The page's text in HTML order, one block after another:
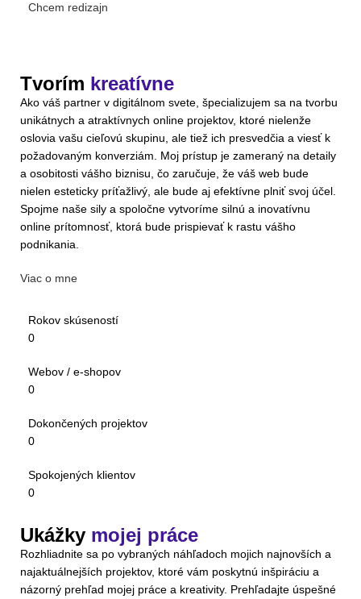
Chcem redizajn
Tvorím kreatívne
Ako váš partner v digitálnom svete, špecializujem sa na tvorbu
unikátnych a atraktívnych online projektov, ktoré nielenže
oslovia vašu cieľovú skupinu, ale tiež ich presvedčia a viesť k
požadovaným konverziám. Moj prístup je zameraný na detaily
a osobitosti vášho biznisu, čo zaručuje, že váš web bude
nielen esteticky príťažlivý, ale bude aj efektívne plniť svoj účel.
Spojme naše sily a spoločne vytvoríme silnú a inovatívnu
online prítomnosť, ktorá bude prispievať k rastu vášho
podnikania.
Viac o mne
Rokov skúseností
0
Webov / e-shopov
0
Dokončených projektov
0
Spokojených klientov
0
Ukážky mojej práce
Rozhliadnite sa po vybraných náhľadoch mojich najnovších a
najaktuálnejších projektov, ktoré vám poskytnú inšpiráciu a
názorný prehľad mojej práce a kreativity. Prehľadajte úspešné